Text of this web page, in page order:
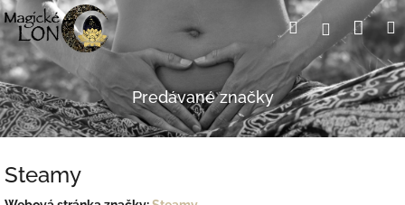
Prejsť
na
obsah
Hľadať
Predávané značky
Steamy